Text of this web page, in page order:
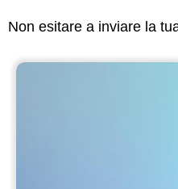
Non esitare a inviare la